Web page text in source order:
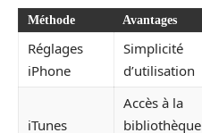
Méthode Avantages
Réglages
iPhone
Simplicité
d’utilisation
iTunes
Accès à la
bibliothèque